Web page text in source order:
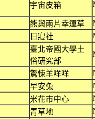
宇宙皮箱
熊與兩片幸運草
日寢社
臺北帝國大學土
俗研究部
驚悚羊咩咩
早安兔
米花市中心
青草地